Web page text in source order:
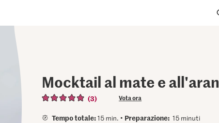
Mocktail al mate e
(3) Vota ora
Tempo totale:15 min. • Preparazione: 15 minuti